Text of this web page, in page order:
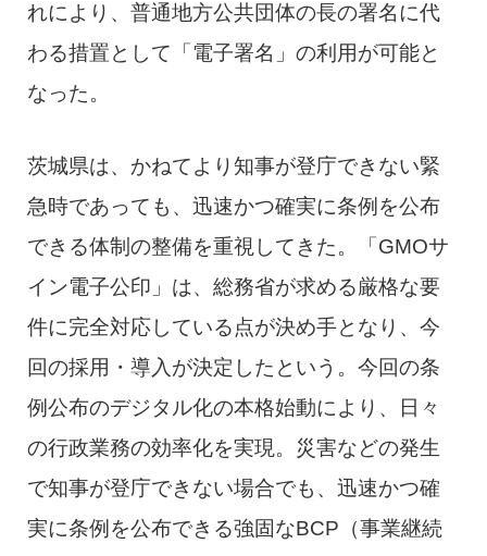
れにより、普通地方公共団体の長の署名に代
わる措置として「電子署名」の利用が可能と
なった。
茨城県は、かねてより知事が登庁できない緊
急時であっても、迅速かつ確実に条例を公布
できる体制の整備を重視してきた。「GMOサ
イン電子公印」は、総務省が求める厳格な要
件に完全対応している点が決め手となり、今
回の採用・導入が決定したという。今回の条
例公布のデジタル化の本格始動により、日々
の行政業務の効率化を実現。災害などの発生
で知事が登庁できない場合でも、迅速かつ確
実に条例を公布できる強固なBCP（事業継続